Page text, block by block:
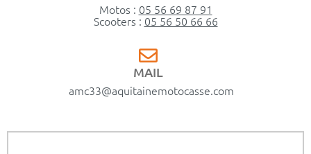
Motos : 05 56 69 87 91
Scooters : 05 56 50 66 66
MAIL
amc33@aquitainemotocasse.com